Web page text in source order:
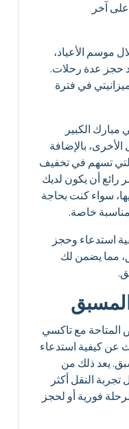
آخر
الأعياد،
عدة رحلات.
في فترة
الكبير
بالإضافة
تسهم في تخفيف
رائع أن يكون لديك
سواء كنت بحاجة
خاصة.
استدعاء وحجز
مما يضمن لك
المتاحة مع تاكسي
عن كيفية استدعاء
يعد ذلك من
النقل أكثر
فورية أو لحجز